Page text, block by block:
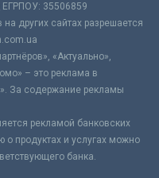
35506859
других сайтах разрешается
«Актуально»,
– это реклама в
За содержание рекламы
рекламой банковских
продуктах и услугах можно
банка.